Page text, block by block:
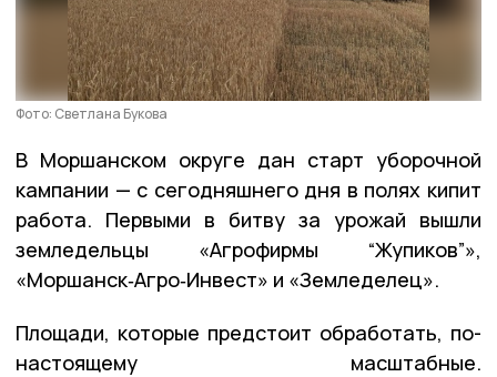
Фото: Светлана Букова
В Моршанском округе дан старт уборочной
кампании — с сегодняшнего дня в полях кипит
работа. Первыми в битву за урожай вышли
земледельцы «Агрофирмы “Жупиков”»,
«Моршанск‑Агро‑Инвест» и «Земледелец».
Площади, которые предстоит обработать, по-
настоящему масштабные.